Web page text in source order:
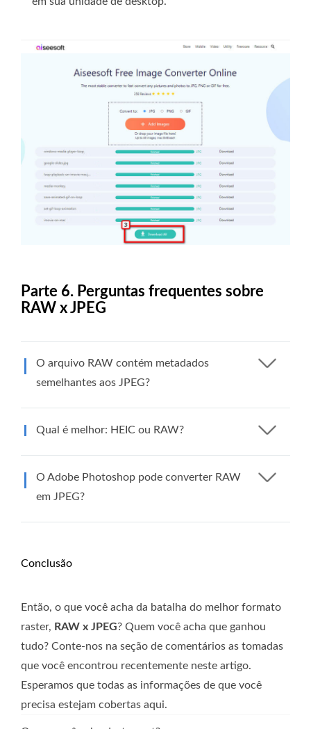
Parte 6. Perguntas frequentes sobre
RAW x JPEG
O arquivo RAW contém metadados
semelhantes aos JPEG?
Qual é melhor: HEIC ou RAW?
O Adobe Photoshop pode converter RAW
em JPEG?
Conclusão
Então, o que você acha da batalha do melhor formato
raster, RAW x JPEG? Quem você acha que ganhou
tudo? Conte-nos na seção de comentários as tomadas
que você encontrou recentemente neste artigo.
Esperamos que todas as informações de que você
precisa estejam cobertas aqui.